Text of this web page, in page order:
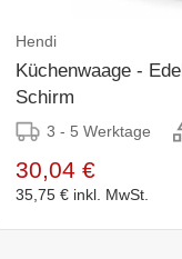
Hendi
Küchenwaage -
Schirm
3 - 5 Werktage
30,04 €
35,75 € inkl. MwSt.